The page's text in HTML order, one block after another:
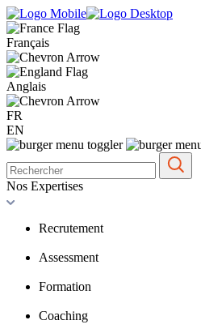
Français
Anglais
FR
EN
Nos Expertises
Recrutement
Assessment
Formation
Coaching